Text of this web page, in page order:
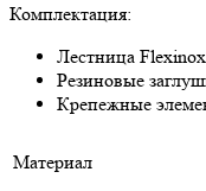
Комплектация:
Лестница
Резиновые
Крепежные
Материал